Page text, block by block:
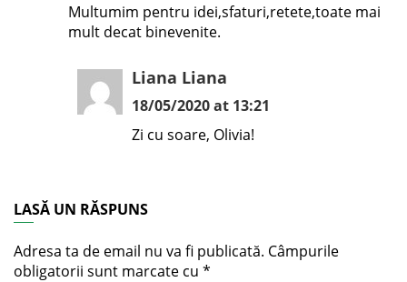
Multumim pentru idei,sfaturi,retete,toate mai
mult decat binevenite.
Liana Liana
18/05/2020 at 13:21
Zi cu soare, Olivia!
LASĂ UN RĂSPUNS
Adresa ta de email nu va fi publicată. Câmpurile
obligatorii sunt marcate cu *